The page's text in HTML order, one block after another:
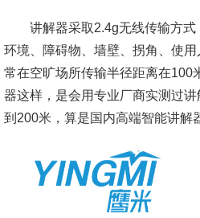
讲解器采取2.4g无线传输方
环境、障碍物、墙壁、拐角、使
常在空旷场所传输半径距离在100
器这样，是会用专业厂商实测过
到200米，算是国内高端智能讲解